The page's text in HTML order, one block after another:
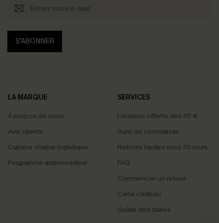
S'ABONNER
LA MARQUE
À propos de nous
Avis clients
Cupshe chaîne logistique
Programme ambassadeur
SERVICES
Livraison offerte dès 55 €
Suivi de commande
Retours faciles sous 30 jours
FAQ
Commencer un retour
Carte cadeau
Guide des tailles
PROFITEZ DE -15%